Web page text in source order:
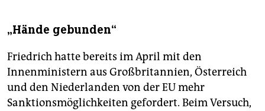
„Hände gebunden“
Friedrich hatte bereits im April mit den
Innenministern aus Großbritannien, Österreich
und den Niederlanden von der EU mehr
Sanktionsmöglichkeiten gefordert. Beim Versuch,